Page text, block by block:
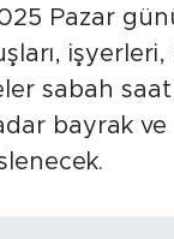
Pazar
işyerleri,
sabah
bayrak